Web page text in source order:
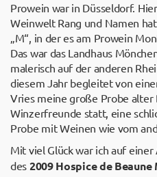
Prowein war in Düsseldorf.
Weinwelt Rang und Namen
„M“, in der es am Prowein
Das war das Landhaus
malerisch auf der anderen
diesem Jahr begleitet von
Vries meine große Probe
Winzerfreunde statt, eine
Probe mit Weinen wie vom
Mit viel Glück war ich auf
des 2009 Hospice de